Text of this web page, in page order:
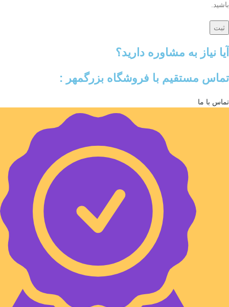
باشید.
آیا نیاز به مشاوره دارید؟
تماس مستقیم با فروشگاه بزرگمهر :
تماس با ما